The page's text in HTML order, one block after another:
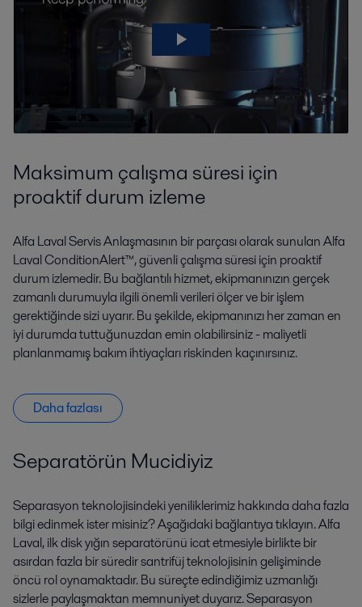
Maksimum çalışma süresi için
proaktif durum izleme
Alfa Laval Servis Anlaşmasının bir parçası olarak sunulan Alfa
Laval ConditionAlert™, güvenli çalışma süresi için proaktif
durum izlemedir. Bu bağlantılı hizmet, ekipmanınızın gerçek
zamanlı durumuyla ilgili önemli verileri ölçer ve bir işlem
gerektiğinde sizi uyarır. Bu şekilde, ekipmanınızı her zaman en
iyi durumda tuttuğunuzdan emin olabilirsiniz - maliyetli
planlanmamış bakım ihtiyaçları riskinden kaçınırsınız.
Daha fazlası
Separatörün Mucidiyiz
Separasyon teknolojisindeki yeniliklerimiz hakkında daha fazla
bilgi edinmek ister misiniz? Aşağıdaki bağlantıya tıklayın. Alfa
Laval, ilk disk yığın separatörünü icat etmesiyle birlikte bir
asırdan fazla bir süredir santrifüj teknolojisinin gelişiminde
öncü rol oynamaktadır. Bu süreçte edindiğimiz uzmanlığı
sizlerle paylaşmaktan memnuniyet duyarız. Separasyon